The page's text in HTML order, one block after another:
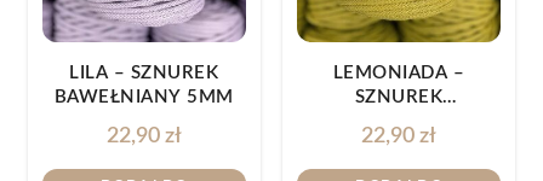
LILA – SZNUREK
BAWEŁNIANY 5MM
22,90 zł
LEMONIADA –
SZNUREK
22,90zł